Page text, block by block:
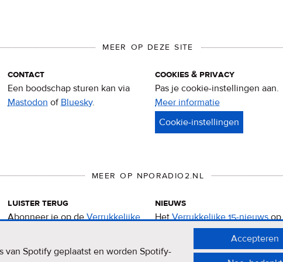
MEER OP DEZE SITE
contact
Een boodschap sturen kan via
Mastodon ofBluesky.
cookies & privacy
Pas je cookie-instellingen aan.
Meer informatie
&
MEER OP NPORADIO2.NL
luister terug
Abonneer je op deVerrukkelijke
nieuws
HetVerrukkelijke 15-nieuwsop
de NPO Radio 2-website.
van Spotify geplaatst en worden Spotify-
Accepteren